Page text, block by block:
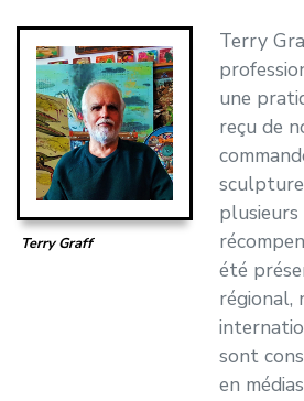
Terry Graff
Terry
une
reçu de
été
régional,
sont
en